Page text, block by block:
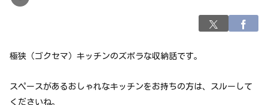
極狭（ゴクセマ）キッチンのズボラな収納話です。
スペースがあるおしゃれなキッチンをお持ちの方は、スルーして
くださいね。